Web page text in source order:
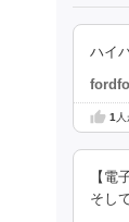
ハイ
1
【電
そし